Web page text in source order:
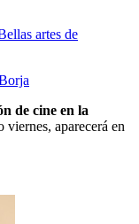
artes de
de cine en la
aparecerá en